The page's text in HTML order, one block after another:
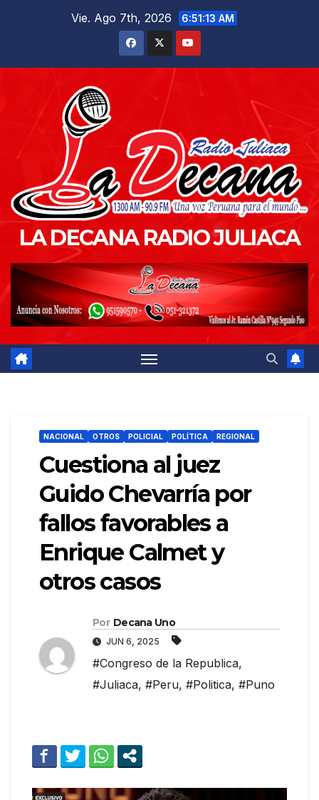
Vie. Ago 7th, 2026 6:51:14 AM
LA DECANA RADIO JULIACA
NACIONAL OTROS POLICIAL POLÍTICA REGIONAL
Cuestiona al juez
Guido Chevarría por
fallos favorables a
Enrique Calmet y
otros casos
Por Decana Uno
JUN 6, 2025
#Congreso de la Republica,
#Juliaca, #Peru, #Politica, #Puno